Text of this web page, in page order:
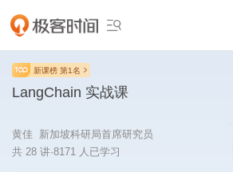

新课榜 第1名
LangChain 实战课
黄佳 新加坡科研局首席研究员
共 28 讲·8171 人已学习